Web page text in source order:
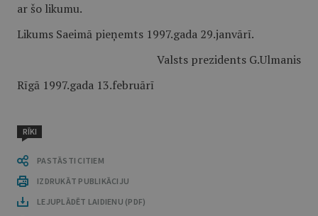
ar šo likumu.
Likums Saeimā pieņemts 1997.gada 29.janvārī.
Valsts prezidents G.Ulmanis
Rīgā 1997.gada 13.februārī
RĪKI
PASTĀSTI CITIEM
IZDRUKĀT PUBLIKĀCIJU
LEJUPLĀDĒT LAIDIENU (PDF)